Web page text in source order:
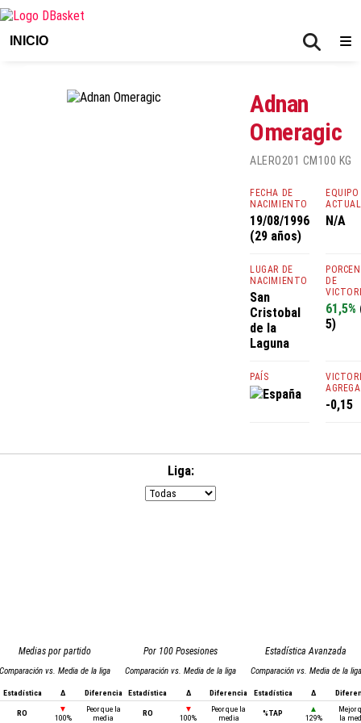
INICIO
Adnan
Omeragic
ALERO201 CM 100 KG
FECHA DE
NACIMIENTO
19/08/1996
(29 años)
LUGAR DE
NACIMIENTO
San
Cristobal
de la
Laguna
PAÍS
España
EQUIPO
ACTUAL
N/A
DE
61,5%
5)
-0,15
Liga:
Medias por partido
Comparación vs. Media de la liga
Estadística Δ Diferencia
RO
▼
100%
Peor que la
media
Por 100 Posesiones
Comparación vs. Media de la liga
Estadística Δ Diferencia
RO
▼
100%
Peor que la
media
Estadística Avanzada
Comparación vs. Media de la liga
Estadística Δ
%TAP
▲
129%
Mejor
la